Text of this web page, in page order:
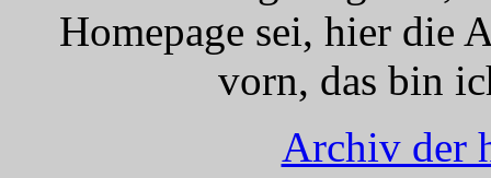
Homepage sei, hier die
vorn, das bin
Archiv der